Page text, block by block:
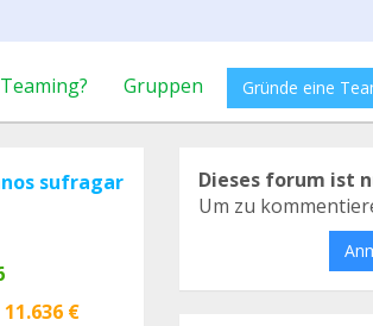
Gruppen Gründe eine
sufragar
11.636 €
Dieses forum ist
Um zu